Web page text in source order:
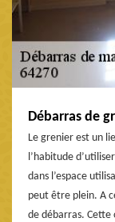
Débarras de
Le grenier est un
l’habitude
dans l’espace
peut être plein. A
de débarras. Cette